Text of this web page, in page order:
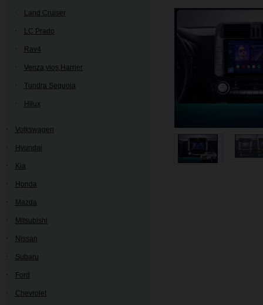
Land Cruiser
LC Prado
Rav4
Venza,vios,Harrier
Tundra Sequoia
Hilux
Volkswagen
Hyundai
Kia
Honda
Mazda
Mitsubishi
Nissan
Subaru
Ford
Chevrolet